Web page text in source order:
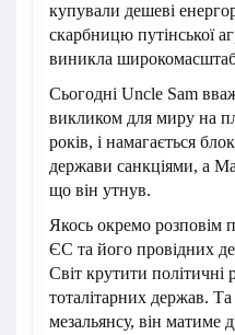
купували дешеві
скарбницю путінської
виникла
Сьогодні Uncle Sam
викликом для миру на
років, і намагається
держави санкціями, а
що він утнув.
Якось окремо розповім
ЄС та його провідних
Світ крутити політичні
тоталітарних держав.
мезальянсу, він матиме